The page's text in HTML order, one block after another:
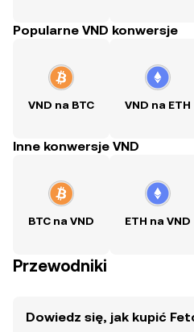
Popularne VND konwersje
VND na BTC VND na ETH
Inne konwersje VND
BTC na VND ETH na VND
Przewodniki
Dowiedz się, jak kupić